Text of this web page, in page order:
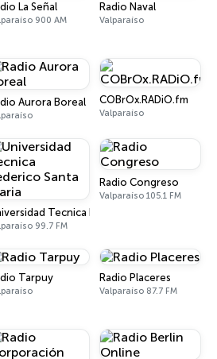
La Señal
900 AM
Radio Naval
Valparaíso
Aurora Boreal COBrOx.RADiO.fm
Valparaíso
Tecnica Federico Santa Maria
99.7 FM
Radio Congreso
Valparaíso 105.1 FM
Tarpuy Radio Placeres
Valparaíso 87.7 FM